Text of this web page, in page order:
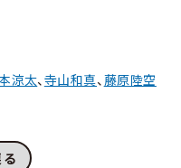
涼太、寺山和真、藤原陸空